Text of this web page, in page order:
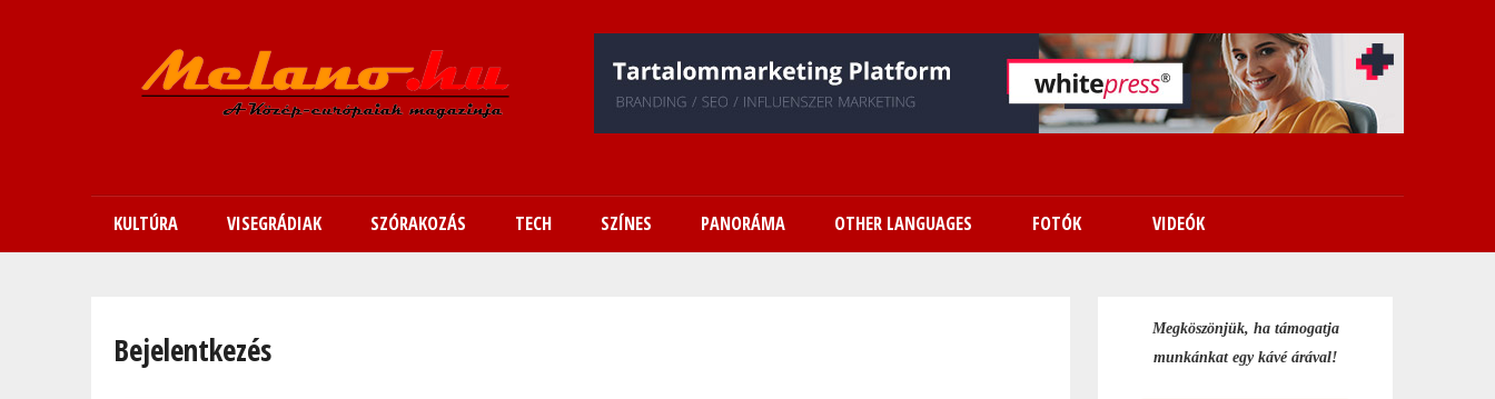
tartalomra
KULTÚRA VISEGRÁDIAK SZÓRAKOZÁS TECH SZÍNES PANORÁMA OTHER LANGUAGES FOTÓK VIDEÓK
Bejelentkezés
Megköszönjük, ha támogatja
munkánkat egy kávé árával!